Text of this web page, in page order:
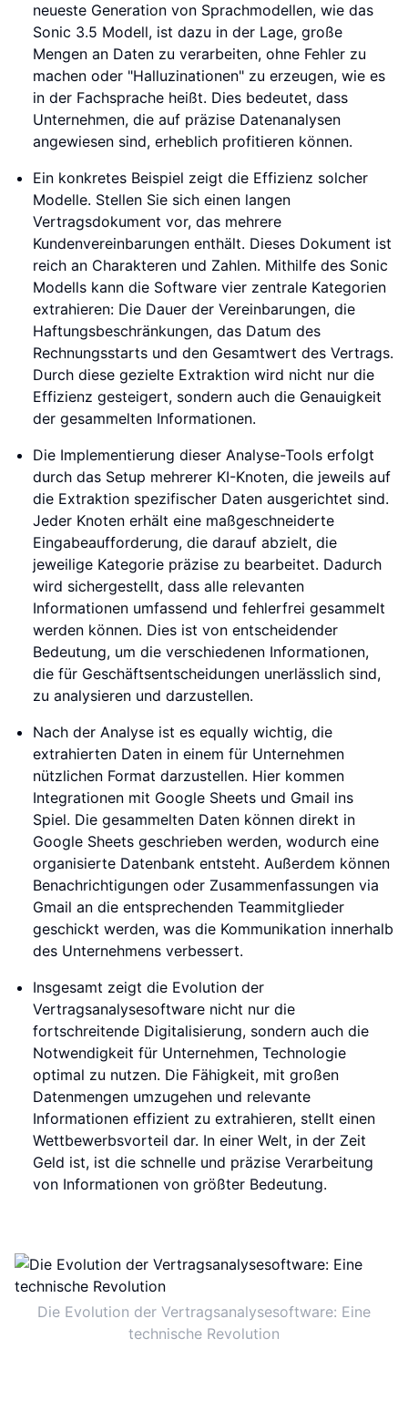
neueste Generation von Sprachmodellen, wie das
Sonic 3.5 Modell, ist dazu in der Lage, große
Mengen an Daten zu verarbeiten, ohne Fehler zu
machen oder "Halluzinationen" zu erzeugen, wie es
in der Fachsprache heißt. Dies bedeutet, dass
Unternehmen, die auf präzise Datenanalysen
angewiesen sind, erheblich profitieren können.
Ein konkretes Beispiel zeigt die Effizienz solcher
Modelle. Stellen Sie sich einen langen
Vertragsdokument vor, das mehrere
Kundenvereinbarungen enthält. Dieses Dokument ist
reich an Charakteren und Zahlen. Mithilfe des Sonic
Modells kann die Software vier zentrale Kategorien
extrahieren: Die Dauer der Vereinbarungen, die
Haftungsbeschränkungen, das Datum des
Rechnungsstarts und den Gesamtwert des Vertrags.
Durch diese gezielte Extraktion wird nicht nur die
Effizienz gesteigert, sondern auch die Genauigkeit
der gesammelten Informationen.
Die Implementierung dieser Analyse-Tools erfolgt
durch das Setup mehrerer KI-Knoten, die jeweils auf
die Extraktion spezifischer Daten ausgerichtet sind.
Jeder Knoten erhält eine maßgeschneiderte
Eingabeaufforderung, die darauf abzielt, die
jeweilige Kategorie präzise zu bearbeitet. Dadurch
wird sichergestellt, dass alle relevanten
Informationen umfassend und fehlerfrei gesammelt
werden können. Dies ist von entscheidender
Bedeutung, um die verschiedenen Informationen,
die für Geschäftsentscheidungen unerlässlich sind,
zu analysieren und darzustellen.
Nach der Analyse ist es equally wichtig, die
extrahierten Daten in einem für Unternehmen
nützlichen Format darzustellen. Hier kommen
Integrationen mit Google Sheets und Gmail ins
Spiel. Die gesammelten Daten können direkt in
Google Sheets geschrieben werden, wodurch eine
organisierte Datenbank entsteht. Außerdem können
Benachrichtigungen oder Zusammenfassungen via
Gmail an die entsprechenden Teammitglieder
geschickt werden, was die Kommunikation innerhalb
des Unternehmens verbessert.
Insgesamt zeigt die Evolution der
Vertragsanalysesoftware nicht nur die
fortschreitende Digitalisierung, sondern auch die
Notwendigkeit für Unternehmen, Technologie
optimal zu nutzen. Die Fähigkeit, mit großen
Datenmengen umzugehen und relevante
Informationen effizient zu extrahieren, stellt einen
Wettbewerbsvorteil dar. In einer Welt, in der Zeit
Geld ist, ist die schnelle und präzise Verarbeitung
von Informationen von größter Bedeutung.
Die Evolution der Vertragsanalysesoftware: Eine
technische Revolution